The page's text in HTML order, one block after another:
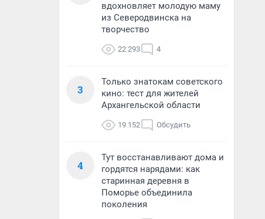
вдохновляет молодую маму
из Северодвинска на
творчество
22 293 4
3
Только знатокам советского
кино: тест для жителей
Архангельской области
19 152 Обсудить
4
Тут восстанавливают дома и
гордятся нарядами: как
старинная деревня в
Поморье объединила
поколения